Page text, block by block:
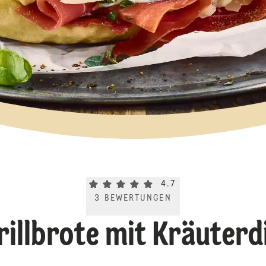
Current rating 4.7. Click to rate.
4.7
3
BEWERTUNGEN
mit